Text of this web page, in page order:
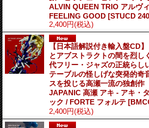
ALVIN QUEEN TRIO アルヴ
FEELING GOOD [STUCD
2,400円(税込)
【日本語解説付き輸入盤CD
とアブストラクトの間を烈し
代フリー・ジャズの正統らし
テーブルの怪しげな突発的奇
スを投じる高瀬一流の独創
JAPANIC 高瀬 アキ - アキ・
ック / FORTE フォルテ
2,400円(税込)